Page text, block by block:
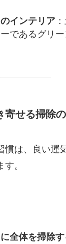
インテリア
であるグリー
寄せる掃除
慣は、良い運
。
全体を掃除す